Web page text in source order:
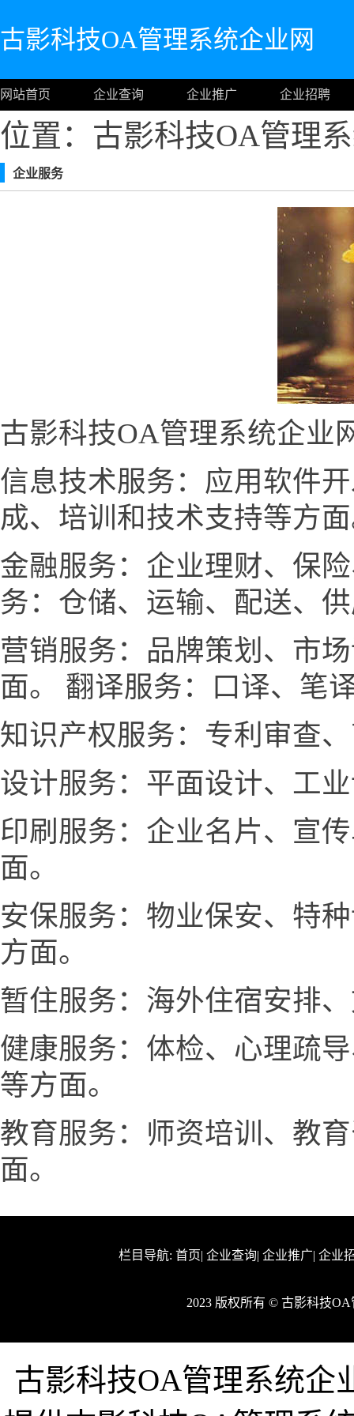
古影科技OA管理系统企业网
网站首页 企业查询 企业推广 企业招聘
位置：古影科技OA管理
企业服务
古影科技OA管理系统企业
信息技术服务：应用软件
成、培训和技术支持等方
金融服务：企业理财、保
务：仓储、运输、配送、
营销服务：品牌策划、市
面。 翻译服务：口译、笔
知识产权服务：专利审查
设计服务：平面设计、工
印刷服务：企业名片、宣
面。
安保服务：物业保安、特
方面。
暂住服务：海外住宿安排
健康服务：体检、心理疏
等方面。
教育服务：师资培训、教
面。
栏目导航: 首页| 企业查询| 企业推广| 企业
2023 版权所有 © 古影科技
古影科技OA管理系统企